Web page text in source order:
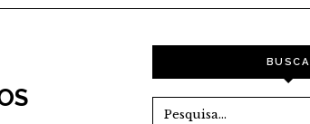
BUSCA